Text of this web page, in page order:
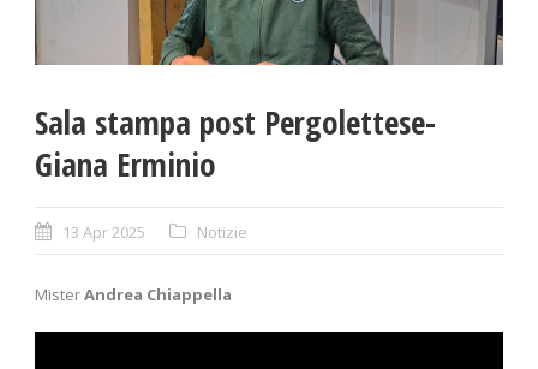
Sala stampa post Pergolettese-
Giana Erminio
13 Apr 2025 Notizie
MisterAndrea Chiappella